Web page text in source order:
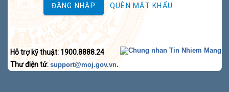
ĐĂNG NHẬP QUÊN MẬT KHẨU
Hỗ trợ kỹ thuật: 1900.8888.24
Thư điện tử: support@moj.gov.vn.